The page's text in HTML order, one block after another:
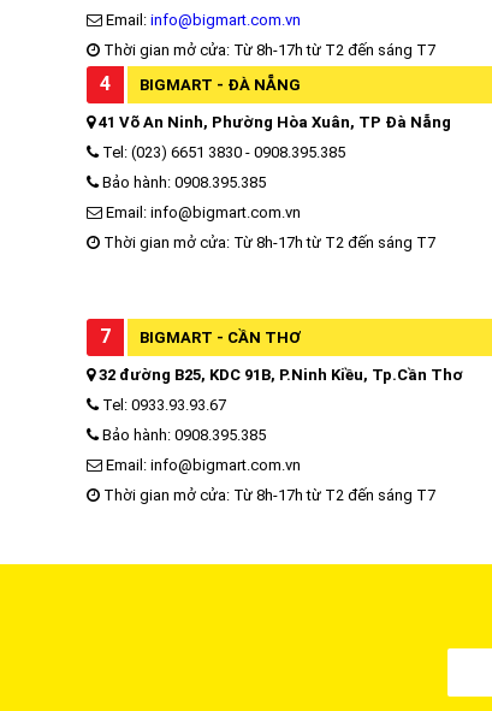
Email: info@bigmart.com.vn
Thời gian mở cửa: Từ 8h-17h từ T2 đến sáng T7
4 BIGMART - ĐÀ NẴNG
41 Võ An Ninh, Phường Hòa Xuân, TP Đà Nẵng
Tel: (023) 6651 3830 - 0908.395.385
Bảo hành: 0908.395.385
Email: info@bigmart.com.vn
Thời gian mở cửa: Từ 8h-17h từ T2 đến sáng T7
7 BIGMART - CẦN THƠ
32 đường B25, KDC 91B, P.Ninh Kiều, Tp.Cần Thơ
Tel: 0933.93.93.67
Bảo hành: 0908.395.385
Email: info@bigmart.com.vn
Thời gian mở cửa: Từ 8h-17h từ T2 đến sáng T7